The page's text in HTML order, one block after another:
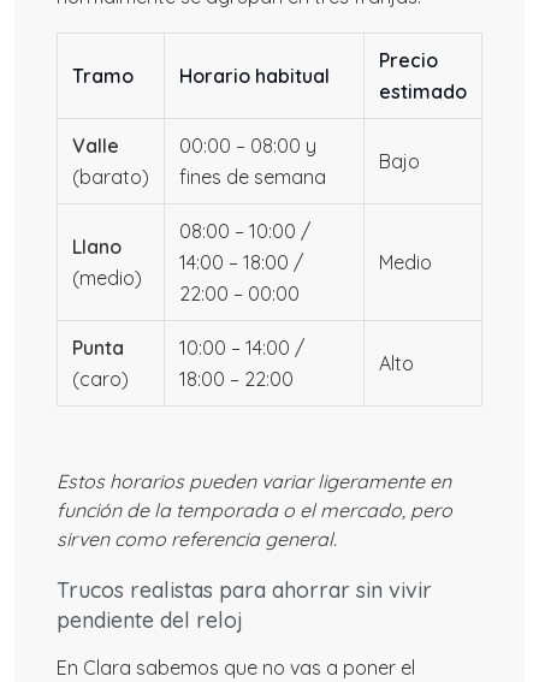
Tramo Horario habitual
Precio
estimado
Valle
(barato)
00:00 – 08:00 y
fines de semana
Bajo
Llano
(medio)
08:00 – 10:00 /
14:00 – 18:00 /
22:00 – 00:00
Medio
Punta
(caro)
10:00 – 14:00 /
18:00 – 22:00
Alto
Estos horarios pueden variar ligeramente en
función de la temporada o el mercado, pero
sirven como referencia general.
Trucos realistas para ahorrar sin vivir
pendiente del reloj
En Clara sabemos que no vas a poner el